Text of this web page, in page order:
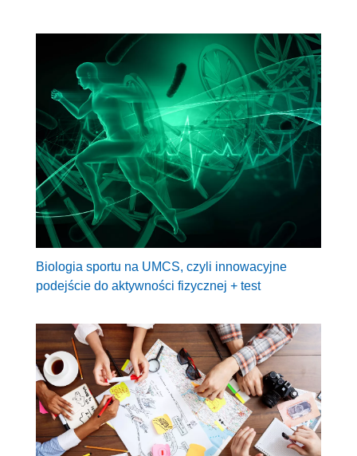
Biologia sportu na UMCS, czyli innowacyjne
podejście do aktywności fizycznej + test